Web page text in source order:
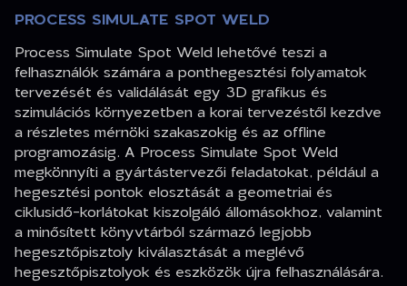
PROCESS SIMULATE SPOT WELD
Process Simulate Spot Weld lehetővé teszi a
felhasználók számára a ponthegesztési folyamatok
tervezését és validálását egy 3D grafikus és
szimulációs környezetben a korai tervezéstől kezdve
a részletes mérnöki szakaszokig és az offline
programozásig. A Process Simulate Spot Weld
megkönnyíti a gyártástervezői feladatokat, például a
hegesztési pontok elosztását a geometriai és
ciklusidő-korlátokat kiszolgáló állomásokhoz, valamint
a minősített könyvtárból származó legjobb
hegesztőpisztoly kiválasztását a meglévő
hegesztőpisztolyok és eszközök újra felhasználására.